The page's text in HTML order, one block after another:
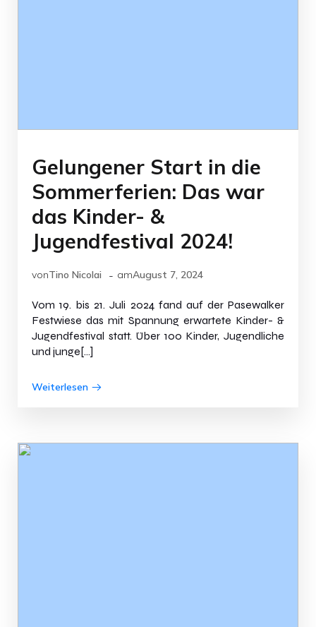
Gelungener Start in die
Sommerferien: Das war
das Kinder- &
Jugendfestival 2024!
vonTino Nicolai - amAugust 7, 2024
Vom 19. bis 21. Juli 2024 fand auf der Pasewalker
Festwiese das mit Spannung erwartete Kinder- &
Jugendfestival statt. Über 100 Kinder, Jugendliche
und junge[…]
Weiterlesen